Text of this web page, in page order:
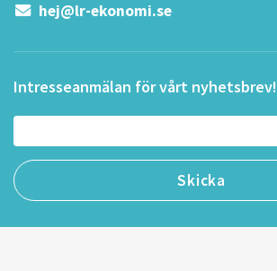
hej@lr-ekonomi.se
Intresseanmälan för vårt nyhetsbrev!